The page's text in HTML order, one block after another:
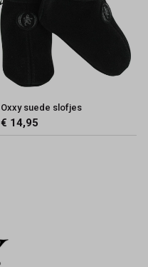
Oxxy suede slofjes
€ 14,95